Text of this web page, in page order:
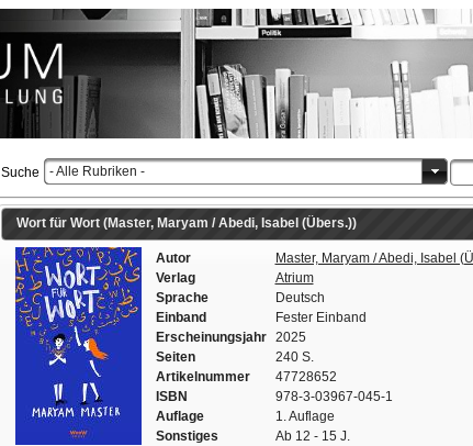
Suche - Alle Rubriken -
Wort für Wort (Master, Maryam / Abedi, Isabel (Übers.))
Autor
Master, Maryam / Abedi, Isabel
Verlag
Atrium
Sprache
Deutsch
Einband
Fester Einband
Erscheinungsjahr
2025
Seiten
240 S.
Artikelnummer
47728652
ISBN
978-3-03967-045-1
Auflage
1. Auflage
Sonstiges
Ab 12 - 15 J.